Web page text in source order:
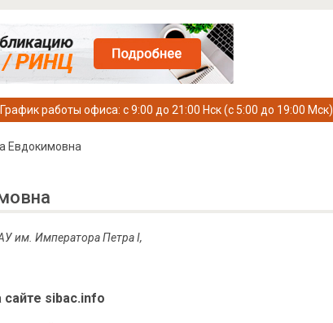
График работы офиса: с 9:00 до 21:00 Нск (с 5:00 до 19:00 Мск)
Евдокимовна
им. Императора Петра I,
сайте sibac.info